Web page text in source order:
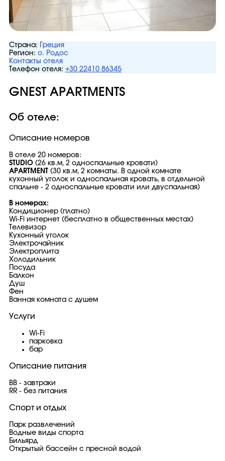
Страна:
Греция
Регион: о. Родос
Контакты отеля
Телефон отеля: +30 22410 86345
GNEST APARTMENTS
Об отеле:
Описание номеров
В отеле 20 номеров:
STUDIO (26 кв.м, 2 односпальные кровати)
APARTMENT (30 кв.м, 2 комнаты. В одной комнате
кухонный уголок и односпальная кровать, в отдельной
спальне - 2 односпальные кровати или двуспальная)
В номерах:
Кондиционер (платно)
Wi-Fi интернет (бесплатно в общественных местах)
Телевизор
Кухонный уголок
Электрочайник
Электроплита
Холодильник
Посуда
Балкон
Душ
Фен
Ванная комната с душем
Услуги
Wi-Fi
парковка
бар
Описание питания
BB - завтраки
RR - без питания
Спорт и отдых
Парк развлечений
Водные виды спорта
Бильярд
Открытый бассейн с пресной водой